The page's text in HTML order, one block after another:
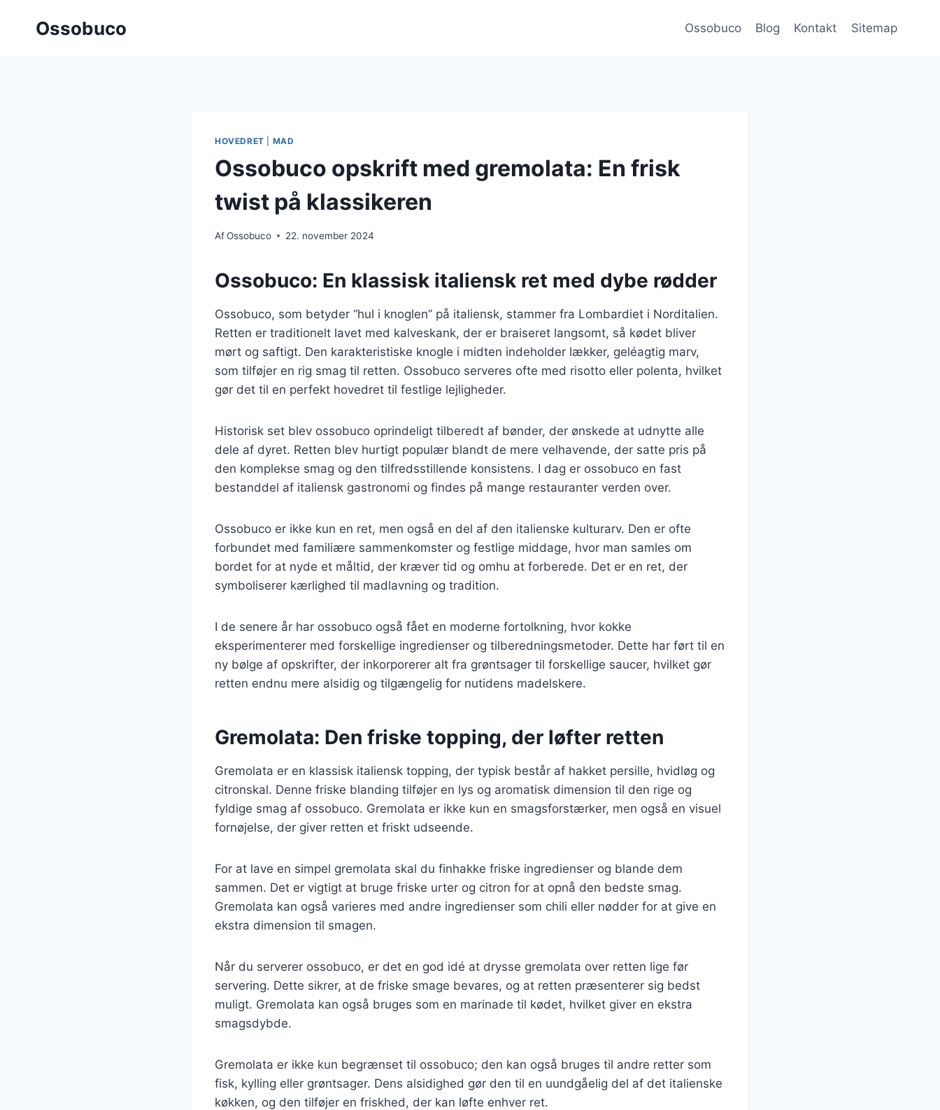
Ossobuco Ossobuco Blog Kontakt Sitemap
HOVEDRET MAD
Ossobuco opskrift med gremolata: En frisk
twist på klassikeren
AfOssobuco 22. november 2024
Ossobuco: En klassisk italiensk ret med dybe rødder
Ossobuco, som betyder “hul i knoglen” på italiensk, stammer fra Lombardiet i Norditalien.
Retten er traditionelt lavet med kalveskank, der er braiseret langsomt, så kødet bliver
mørt og saftigt. Den karakteristiske knogle i midten indeholder lækker, geléagtig marv,
som tilføjer en rig smag til retten. Ossobuco serveres ofte med risotto eller polenta, hvilket
gør det til en perfekt hovedret til festlige lejligheder.
Historisk set blev ossobuco oprindeligt tilberedt af bønder, der ønskede at udnytte alle
dele af dyret. Retten blev hurtigt populær blandt de mere velhavende, der satte pris på
den komplekse smag og den tilfredsstillende konsistens. I dag er ossobuco en fast
bestanddel af italiensk gastronomi og findes på mange restauranter verden over.
Ossobuco er ikke kun en ret, men også en del af den italienske kulturarv. Den er ofte
forbundet med familiære sammenkomster og festlige middage, hvor man samles om
bordet for at nyde et måltid, der kræver tid og omhu at forberede. Det er en ret, der
symboliserer kærlighed til madlavning og tradition.
I de senere år har ossobuco også fået en moderne fortolkning, hvor kokke
eksperimenterer med forskellige ingredienser og tilberedningsmetoder. Dette har ført til en
ny bølge af opskrifter, der inkorporerer alt fra grøntsager til forskellige saucer, hvilket gør
retten endnu mere alsidig og tilgængelig for nutidens madelskere.
Gremolata: Den friske topping, der løfter retten
Gremolata er en klassisk italiensk topping, der typisk består af hakket persille, hvidløg og
citronskal. Denne friske blanding tilføjer en lys og aromatisk dimension til den rige og
fyldige smag af ossobuco. Gremolata er ikke kun en smagsforstærker, men også en visuel
fornøjelse, der giver retten et friskt udseende.
For at lave en simpel gremolata skal du finhakke friske ingredienser og blande dem
sammen. Det er vigtigt at bruge friske urter og citron for at opnå den bedste smag.
Gremolata kan også varieres med andre ingredienser som chili eller nødder for at give en
ekstra dimension til smagen.
Når du serverer ossobuco, er det en god idé at drysse gremolata over retten lige før
servering. Dette sikrer, at de friske smage bevares, og at retten præsenterer sig bedst
muligt. Gremolata kan også bruges som en marinade til kødet, hvilket giver en ekstra
smagsdybde.
Gremolata er ikke kun begrænset til ossobuco; den kan også bruges til andre retter som
fisk, kylling eller grøntsager. Dens alsidighed gør den til en uundgåelig del af det italienske
køkken, og den tilføjer en friskhed, der kan løfte enhver ret.